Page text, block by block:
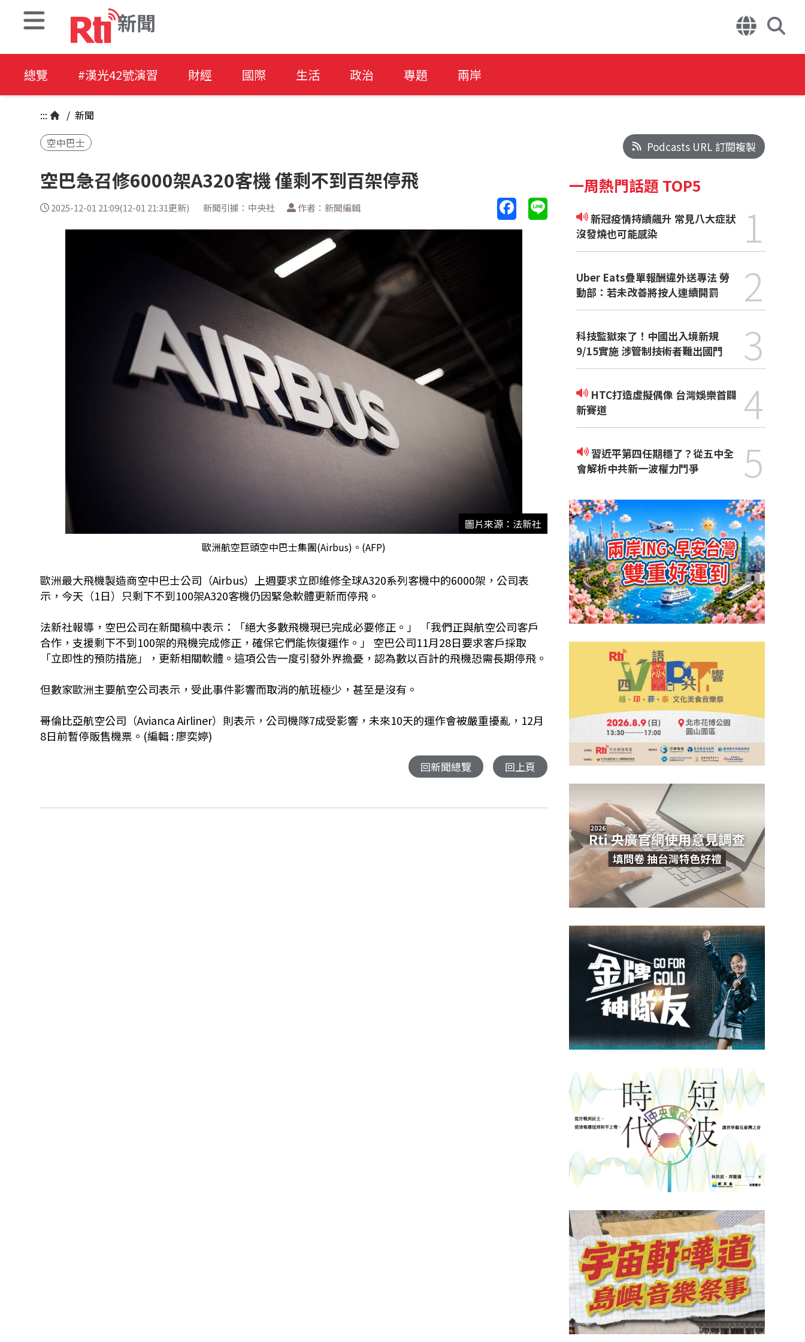
新聞
總覽 #漢光42號演習 財經 國際 生活 政治 專題 兩岸
::: / 新聞
空中巴士
空巴急召修6000架A320客機 僅剩不到百架停飛
2025-12-01 21:09(12-01 21:31更新) 新聞引據：中央社 作者：新聞編輯
圖片來源：法新社
歐洲航空巨頭空中巴士集團(Airbus)。(AFP)
歐洲最大飛機製造商空中巴士公司（Airbus）上週要求立即維修全球A320系列客機中的6000架，公司表
示，今天（1日）只剩下不到100架A320客機仍因緊急軟體更新而停飛。
法新社報導，空巴公司在新聞稿中表示：「絕大多數飛機現已完成必要修正。」 「我們正與航空公司客戶
合作，支援剩下不到100架的飛機完成修正，確保它們能恢復運作。」 空巴公司11月28日要求客戶採取
「立即性的預防措施」，更新相關軟體。這項公告一度引發外界擔憂，認為數以百計的飛機恐需長期停飛。
但數家歐洲主要航空公司表示，受此事件影響而取消的航班極少，甚至是沒有。
哥倫比亞航空公司（Avianca Airliner）則表示，公司機隊7成受影響，未來10天的運作會被嚴重擾亂，12月
8日前暫停販售機票。(編輯 : 廖奕婷)
回新聞總覽 回上頁
Podcasts URL 訂閱複製
一周熱門話題 TOP5
新冠疫情持續飆升 常見八大症狀
沒發燒也可能感染
1
Uber Eats疊單報酬違外送專法 勞
動部：若未改善將按人連續開罰
2
科技監獄來了！中國出入境新規
9/15實施 涉管制技術者難出國門
3
新賽道
4
習近平第四任期穩了？從五中全
會解析中共新一波權力鬥爭
5